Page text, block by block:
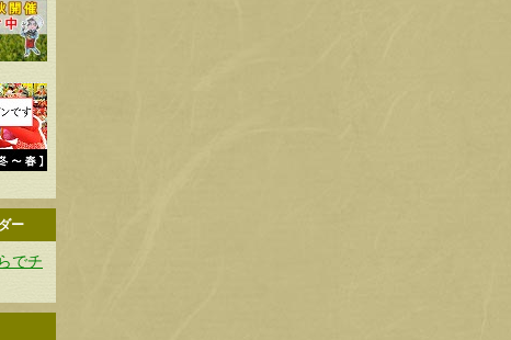
ー
でチ